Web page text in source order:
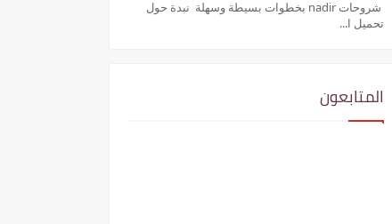
شروحات nadir بخطوات بسيطة وسهلة نبدة حول
تحميل ا...
المتابعون